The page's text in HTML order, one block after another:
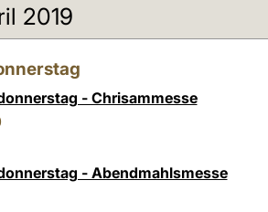
2019
- Chrisammesse
- Abendmahlsmesse